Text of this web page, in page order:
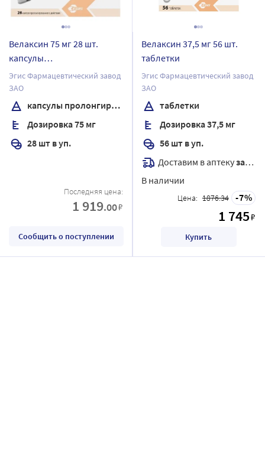
Велаксин 75 мг 28 шт.
капсулы
пролонгированного
действия
Эгис Фармацевтический завод
ЗАО
капсулы пролонгированного действия
Дозировка 75 мг
28 шт в уп.
Последняя цена:
1 919.00₽
Сообщить о поступлении
Велаксин 37,5 мг 56 шт.
таблетки
Эгис Фармацевтический завод
ЗАО
таблетки
Дозировка 37,5 мг
56 шт в уп.
Доставим в аптекузавтра
В наличии
Цена: 1876.34 7
1 745₽
Купить